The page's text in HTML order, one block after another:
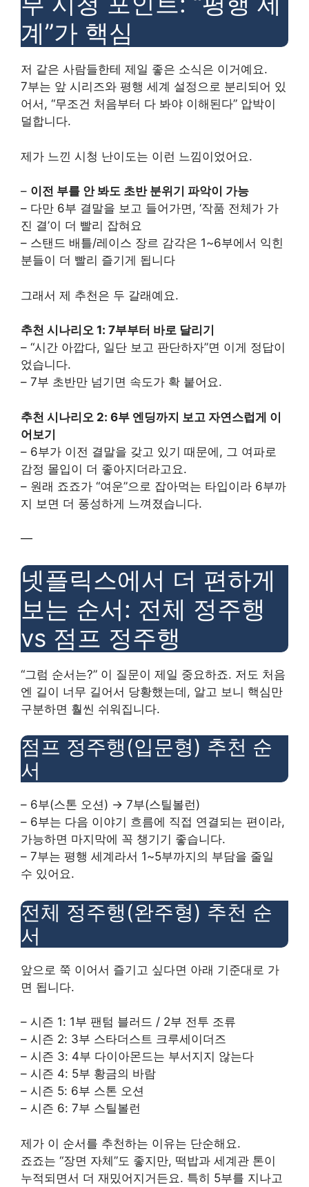
계”가 핵심
저 같은 사람들한테 제일 좋은 소식은 이거예요.
7부는 앞 시리즈와 평행 세계 설정으로 분리되어 있
어서, “무조건 처음부터 다 봐야 이해된다” 압박이
덜합니다.
제가 느낀 시청 난이도는 이런 느낌이었어요.
– 이전 부를 안 봐도 초반 분위기 파악이 가능
– 다만 6부 결말을 보고 들어가면, ‘작품 전체가 가
진 결’이 더 빨리 잡혀요
– 스탠드 배틀/레이스 장르 감각은 1~6부에서 익힌
분들이 더 빨리 즐기게 됩니다
그래서 제 추천은 두 갈래예요.
추천 시나리오 1: 7부부터 바로 달리기
– “시간 아깝다, 일단 보고 판단하자”면 이게 정답이
었습니다.
– 7부 초반만 넘기면 속도가 확 붙어요.
추천 시나리오 2: 6부 엔딩까지 보고 자연스럽게 이
어보기
– 6부가 이전 결말을 갖고 있기 때문에, 그 여파로
감정 몰입이 더 좋아지더라고요.
– 원래 죠죠가 “여운”으로 잡아먹는 타입이라 6부까
지 보면 더 풍성하게 느껴졌습니다.
—
넷플릭스에서 더 편하게
보는 순서: 전체 정주행
vs 점프 정주행
“그럼 순서는?” 이 질문이 제일 중요하죠. 저도 처음
엔 길이 너무 길어서 당황했는데, 알고 보니 핵심만
구분하면 훨씬 쉬워집니다.
점프 정주행(입문형) 추천 순
서
– 6부(스톤 오션) → 7부(스틸볼런)
– 6부는 다음 이야기 흐름에 직접 연결되는 편이라,
가능하면 마지막에 꼭 챙기기 좋습니다.
– 7부는 평행 세계라서 1~5부까지의 부담을 줄일
수 있어요.
전체 정주행(완주형) 추천 순
서
앞으로 쭉 이어서 즐기고 싶다면 아래 기준대로 가
면 됩니다.
– 시즌 1: 1부 팬텀 블러드 / 2부 전투 조류
– 시즌 2: 3부 스타더스트 크루세이더즈
– 시즌 3: 4부 다이아몬드는 부서지지 않는다
– 시즌 4: 5부 황금의 바람
– 시즌 5: 6부 스톤 오션
– 시즌 6: 7부 스틸볼런
제가 이 순서를 추천하는 이유는 단순해요.
죠죠는 “장면 자체”도 좋지만, 떡밥과 세계관 톤이
누적되면서 더 재밌어지거든요. 특히 5부를 지나고